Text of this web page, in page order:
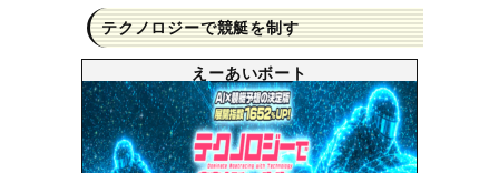
テクノロジーで競艇を制す
えーあいボート